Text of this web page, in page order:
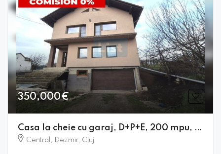
350,000€
Casa la cheie cu garaj, D+P+E, 200 mpu, 1 400 mpt, central Dezmir
Central, Dezmir, Cluj